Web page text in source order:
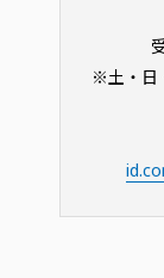
※土・日